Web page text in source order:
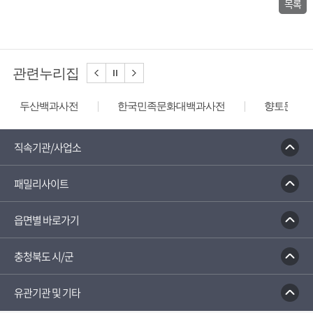
목록
관련누리집
두산백과사전 한국민족문화대백과사전 향토문화
직속기관/사업소
패밀리사이트
읍면별 바로가기
충청북도 시/군
유관기관 및 기타